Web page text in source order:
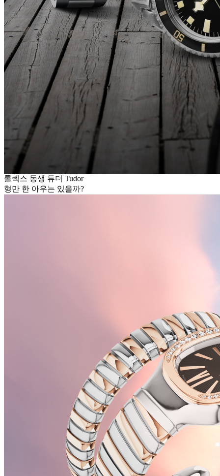
롤렉스 동생 튜더 Tudor
형만 한 아우는 있을까?